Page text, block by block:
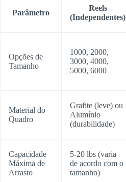
Parâmetro
Reels
(Independentes)
Opções de
Tamanho
1000, 2000,
3000, 4000,
5000, 6000
Material do
Quadro
Grafite (leve) ou
Alumínio
(durabilidade)
Capacidade
Máxima de
Arrasto
5-20 lbs (varia
de acordo com o
tamanho)